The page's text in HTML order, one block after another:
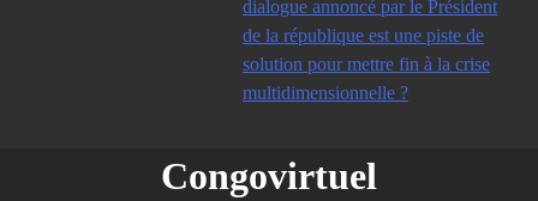
dialogue annoncé par le Président
de la république est une piste de
solution pour mettre fin à la crise
multidimensionnelle ?
Congovirtuel